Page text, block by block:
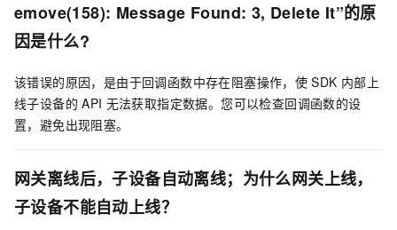
emove(158): Message Found: 3, Delete It”的原
因是什么?
该错误的原因，是由于回调函数中存在阻塞操作，使 SDK 内部上
线子设备的 API 无法获取指定数据。您可以检查回调函数的设
置，避免出现阻塞。
网关离线后，子设备自动离线；为什么网关上线，
子设备不能自动上线？